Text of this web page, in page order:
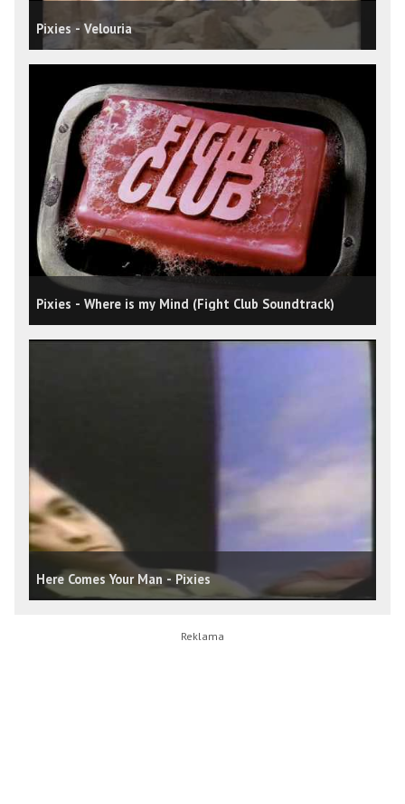
Pixies - Velouria
Pixies - Where is my Mind (Fight Club Soundtrack)
Here Comes Your Man - Pixies